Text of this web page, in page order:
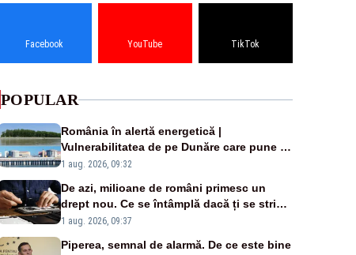
Facebook YouTube TikTok
POPULAR
România în alertă energetică |
Vulnerabilitatea de pe Dunăre care pune în
pericol Centrala Cernavodă era cunoscută
1 aug. 2026, 09:32
De azi, milioane de români primesc un
drept nou. Ce se întâmplă dacă ți se strică
un produs
1 aug. 2026, 09:37
Piperea, semnal de alarmă. De ce este bine